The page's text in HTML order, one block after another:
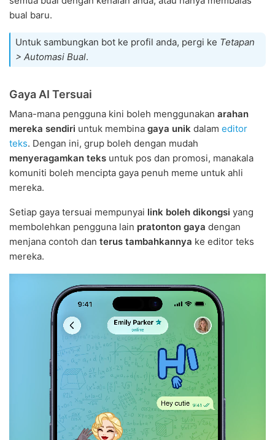
bual baru.
Untuk sambungkan bot ke profil anda, pergi ke Tetapan
> Automasi Bual.
Gaya AI Tersuai
Mana-mana pengguna kini boleh menggunakan arahan
mereka sendiri untuk membina gaya unik dalam editor
teks. Dengan ini, grup boleh dengan mudah
menyeragamkan teks untuk pos dan promosi, manakala
komuniti boleh mencipta gaya penuh meme untuk ahli
mereka.
Setiap gaya tersuai mempunyai link boleh dikongsi yang
membolehkan pengguna lain pratonton gaya dengan
menjana contoh dan terus tambahkannya ke editor teks
mereka.